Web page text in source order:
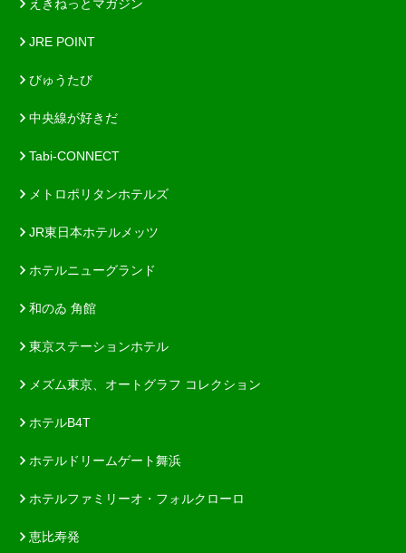
えきねっとマガジン
JRE POINT
びゅうたび
中央線が好きだ
Tabi-CONNECT
メトロポリタンホテルズ
JR東日本ホテルメッツ
ホテルニューグランド
和のゐ 角館
東京ステーションホテル
メズム東京、オートグラフ コレクション
ホテルB4T
ホテルドリームゲート舞浜
ホテルファミリーオ・フォルクローロ
恵比寿発